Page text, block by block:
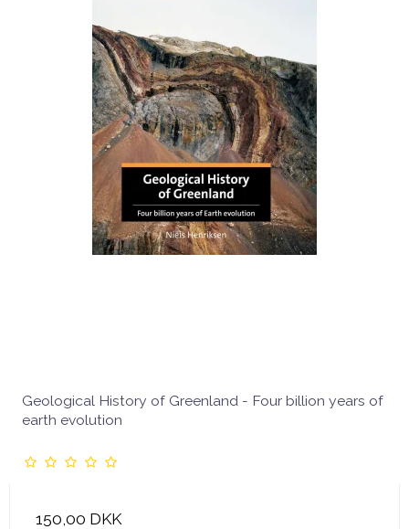
Geological History of Greenland - Four billion years of
earth evolution
150,00 DKK